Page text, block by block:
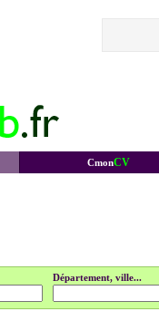
CmonCV
Département, ville...